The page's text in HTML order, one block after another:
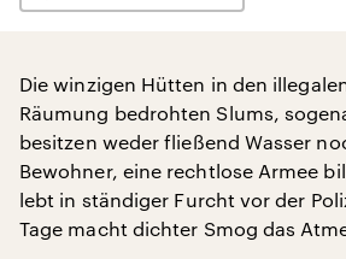
Die winzigen Hütten in den
Räumung bedrohten Slums,
besitzen weder fließend Wasser
Bewohner, eine rechtlose Armee
lebt in ständiger Furcht vor der
Tage macht dichter Smog das